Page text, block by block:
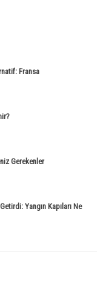
Fransa
Gerekenler
Yangın Kapıları Ne